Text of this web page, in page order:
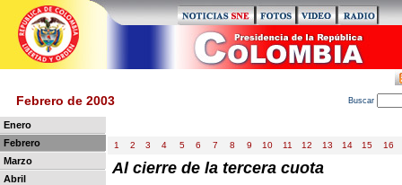
Febrero de 2003 Buscar
Enero
Febrero
Marzo
Abril
1 2 3 4 5 6 7 8 9 10 11 12 13 14 15 16
Al cierre de la tercera cuota